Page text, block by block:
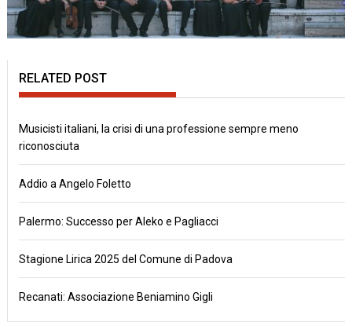
RELATED POST
Musicisti italiani, la crisi di una professione sempre meno
riconosciuta
Addio a Angelo Foletto
Palermo: Successo per Aleko e Pagliacci
Stagione Lirica 2025 del Comune di Padova
Recanati: Associazione Beniamino Gigli